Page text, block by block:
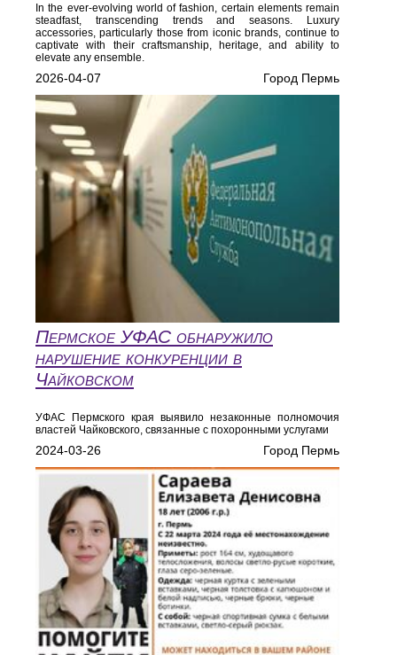
In the ever-evolving world of fashion, certain elements remain
steadfast, transcending trends and seasons. Luxury
accessories, particularly those from iconic brands, continue to
captivate with their craftsmanship, heritage, and ability to
elevate any ensemble.
2026-04-07 Город Пермь
Пермское УФАС обнаружило
нарушение конкуренции в
Чайковском
УФАС Пермского края выявило незаконные полномочия
властей Чайковского, связанные с похоронными услугами
2024-03-26 Город Пермь